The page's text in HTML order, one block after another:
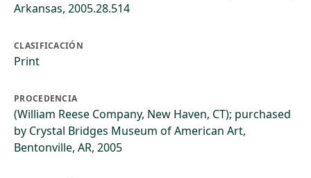
Arkansas, 2005.28.514
CLASIFICACIÓN
Print
PROCEDENCIA
(William Reese Company, New Haven, CT); purchased
by Crystal Bridges Museum of American Art,
Bentonville, AR, 2005